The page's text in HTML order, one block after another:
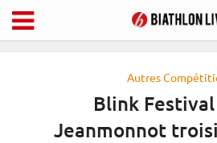
Autres
Blink Festival
Jeanmonnot